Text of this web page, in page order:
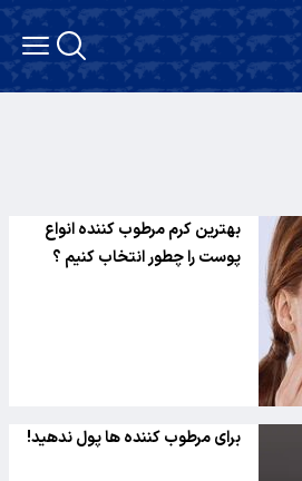
بهترین کرم مرطوب کننده انواع
پوست را چطور انتخاب کنیم ؟
برای مرطوب کننده ها پول ندهید!